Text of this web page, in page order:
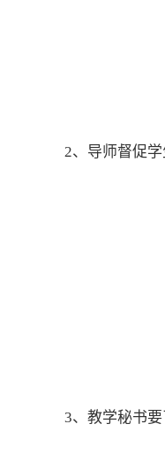
2、导师督促
3、教学秘书